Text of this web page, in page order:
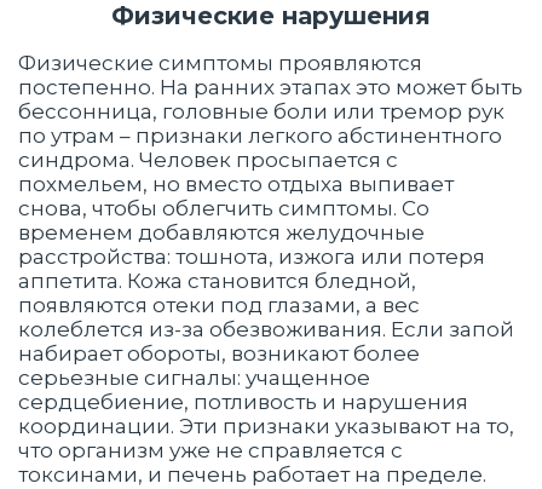
Физические нарушения
Физические симптомы проявляются
постепенно. На ранних этапах это может быть
бессонница, головные боли или тремор рук
по утрам – признаки легкого абстинентного
синдрома. Человек просыпается с
похмельем, но вместо отдыха выпивает
снова, чтобы облегчить симптомы. Со
временем добавляются желудочные
расстройства: тошнота, изжога или потеря
аппетита. Кожа становится бледной,
появляются отеки под глазами, а вес
колеблется из-за обезвоживания. Если запой
набирает обороты, возникают более
серьезные сигналы: учащенное
сердцебиение, потливость и нарушения
координации. Эти признаки указывают на то,
что организм уже не справляется с
токсинами, и печень работает на пределе.